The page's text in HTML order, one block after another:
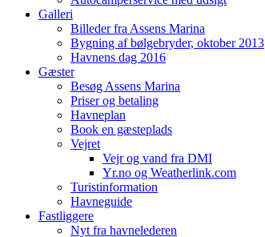
Galleri
Billeder fra Assens Marina
Bygning af bølgebryder, oktober 2013
Havnens dag 2016
Gæster
Besøg Assens Marina
Priser og betaling
Havneplan
Book en gæsteplads
Vejret
Vejr og vand fra DMI
Yr.no og Weatherlink.com
Turistinformation
Havneguide
Fastliggere
Nyt fra havnelederen